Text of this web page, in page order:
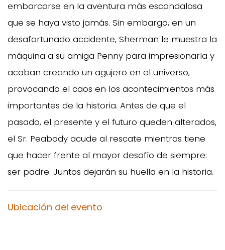
embarcarse en la aventura más escandalosa
que se haya visto jamás. Sin embargo, en un
desafortunado accidente, Sherman le muestra la
máquina a su amiga Penny para impresionarla y
acaban creando un agujero en el universo,
provocando el caos en los acontecimientos más
importantes de la historia. Antes de que el
pasado, el presente y el futuro queden alterados,
el Sr. Peabody acude al rescate mientras tiene
que hacer frente al mayor desafío de siempre:
ser padre. Juntos dejarán su huella en la historia.
Ubicación del evento